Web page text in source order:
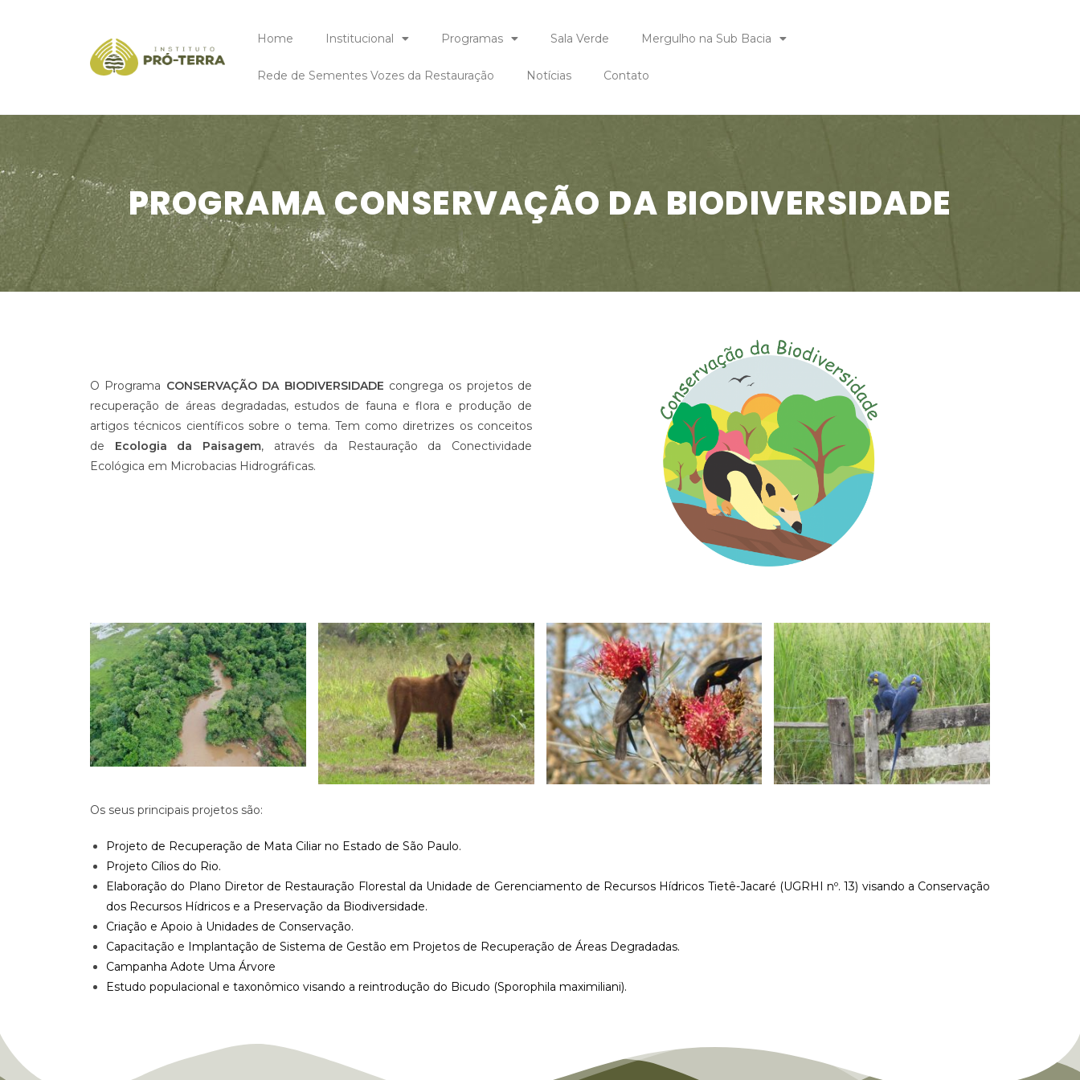
Home Institucional Programas Sala Verde Mergulho na Sub Bacia
Rede de Sementes Vozes da Restauração Notícias Contato
PROGRAMA CONSERVAÇÃO DA BIODIVERSIDADE
O Programa CONSERVAÇÃO DA BIODIVERSIDADE congrega os projetos de
recuperação de áreas degradadas, estudos de fauna e flora e produção de
artigos técnicos científicos sobre o tema. Tem como diretrizes os conceitos
de Ecologia da Paisagem, através da Restauração da Conectividade
Ecológica em Microbacias Hidrográficas.
Os seus principais projetos são:
Projeto de Recuperação de Mata Ciliar no Estado de São Paulo.
Projeto Cílios do Rio.
Elaboração do Plano Diretor de Restauração Florestal da Unidade de Gerenciamento de Recursos Hídricos Tietê-Jacaré (UGRHI nº. 13) visando a Conservação
dos Recursos Hídricos e a Preservação da Biodiversidade.
Criação e Apoio à Unidades de Conservação.
Capacitação e Implantação de Sistema de Gestão em Projetos de Recuperação de Áreas Degradadas.
Campanha Adote Uma Árvore
Estudo populacional e taxonômico visando a reintrodução do Bicudo (Sporophila maximiliani).